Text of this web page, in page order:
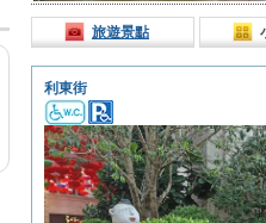
旅遊景點
利東街